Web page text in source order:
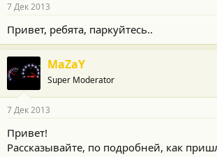
7 Дек 2013
Привет, ребята, паркуйтесь..
MaZaY
Super Moderator
7 Дек 2013
Привет!
Рассказывайте, по подробней, как